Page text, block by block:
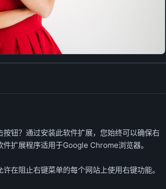
钮？通过安装此软件扩展，您始终可以确保右
扩展程序适用于Google Chrome浏览器。
在阻止右键菜单的每个网站上使用右键功能。